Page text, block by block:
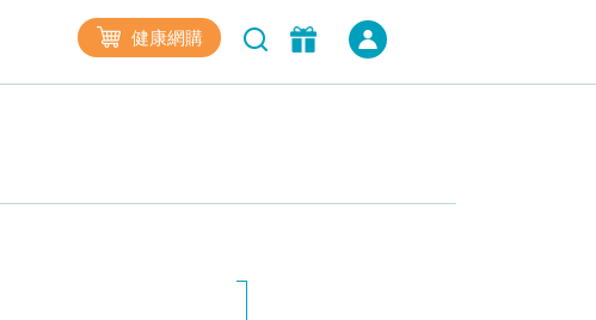
健康網購